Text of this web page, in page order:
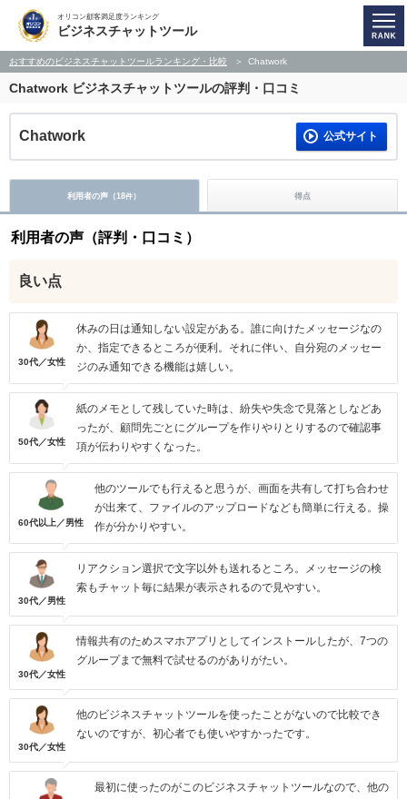
オリコン顧客満足度ランキング
ビジネスチャットツール
おすすめのビジネスチャットツールランキング・比較 Chatwork
Chatwork ビジネスチャットツールの評判・口コミ
Chatwork 公式サイト
利用者の声（18件） 得点
利用者の声（評判・口コミ）
良い点
30代／女性
休みの日は通知しない設定がある。誰に向けたメッセージなの
か、指定できるところが便利。それに伴い、自分宛のメッセー
ジのみ通知できる機能は嬉しい。
50代／女性
紙のメモとして残していた時は、紛失や失念で見落としなどあ
ったが、顧問先ごとにグループを作りやりとりするので確認事
項が伝わりやすくなった。
60代以上／男性
他のツールでも行えると思うが、画面を共有して打ち合わせ
が出来て、ファイルのアップロードなども簡単に行える。操
作が分かりやすい。
30代／男性
リアクション選択で文字以外も送れるところ。メッセージの検
索もチャット毎に結果が表示されるので見やすい。
30代／女性
情報共有のためスマホアプリとしてインストールしたが、7つの
グループまで無料で試せるのがありがたい。
30代／女性
他のビジネスチャットツールを使ったことがないので比較でき
ないのですが、初心者でも使いやすかったです。
最初に使ったのがこのビジネスチャットツールなので、他の